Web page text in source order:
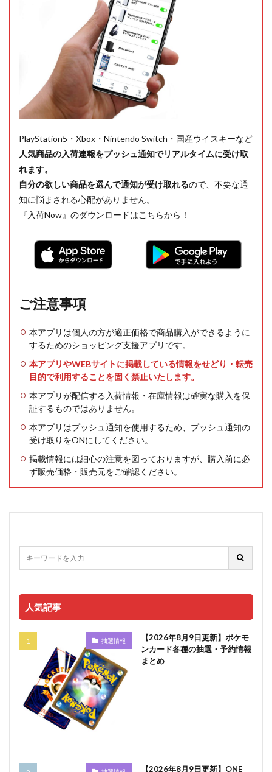
PlayStation5・Xbox・Nintendo Switch・国産ウイスキーなど
人気商品の入荷速報をプッシュ通知でリアルタイムに受け取
れます。
自分の欲しい商品を選んで通知が受け取れるので、不要な通
知に悩まされる心配がありません。
『入荷Now』のダウンロードはこちらから！
ご注意事項
本アプリは個人の方が適正価格で商品購入ができるように
するためのショッピング支援アプリです。
本アプリやWEBサイトに掲載している情報をせどり・転売
目的で利用することを固く禁止いたします。
本アプリが配信する入荷情報・在庫情報は確実な購入を保
証するものではありません。
本アプリはプッシュ通知を使用するため、プッシュ通知の
受け取りをONにしてください。
掲載情報には細心の注意を図っておりますが、購入前に必
ず販売価格・販売元をご確認ください。
人気記事
抽選情報
【2026年8月9日更新】ポケモ
ンカード各種の抽選・予約情報
まとめ
【2026年8月9日更新】ONE